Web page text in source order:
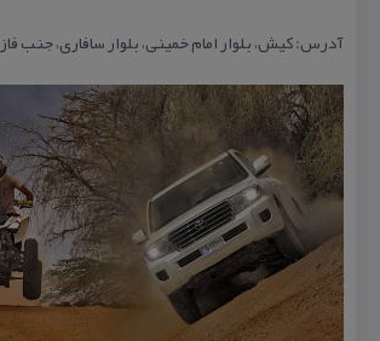
آدرس: كیش، بلوار امام خمینی، بلوار سافاری، جنب فاز ۳ صنعتی